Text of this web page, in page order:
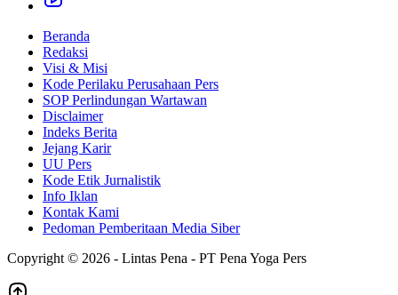
Beranda
Redaksi
Visi & Misi
Kode Perilaku Perusahaan Pers
SOP Perlindungan Wartawan
Disclaimer
Indeks Berita
Jejang Karir
UU Pers
Kode Etik Jurnalistik
Info Iklan
Kontak Kami
Pedoman Pemberitaan Media Siber
Copyright © 2026 - Lintas Pena - PT Pena Yoga Pers